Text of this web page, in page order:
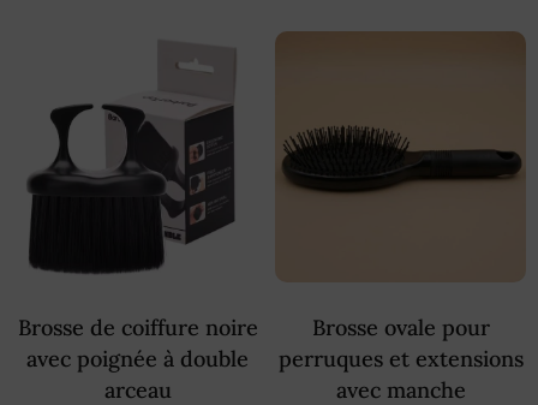
Brosse de coiffure noire
avec poignée à double
arceau
Brosse ovale pour
perruques et extensions
avec manche